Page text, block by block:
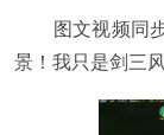
图文视频同步
景！我只是剑三